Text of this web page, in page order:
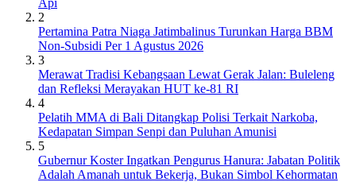
Api
2
Pertamina Patra Niaga Jatimbalinus Turunkan Harga BBM
Non-Subsidi Per 1 Agustus 2026
3
Merawat Tradisi Kebangsaan Lewat Gerak Jalan: Buleleng
dan Refleksi Merayakan HUT ke-81 RI
4
Pelatih MMA di Bali Ditangkap Polisi Terkait Narkoba,
Kedapatan Simpan Senpi dan Puluhan Amunisi
5
Gubernur Koster Ingatkan Pengurus Hanura: Jabatan Politik
Adalah Amanah untuk Bekerja, Bukan Simbol Kehormatan